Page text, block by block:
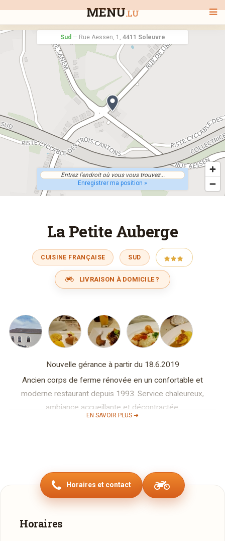
MENU.LU
BIENVENUE
TOUS LES RESTAURANTS
RECHERCHER UN RESTAURANT
Sud —Rue Aessen, 1, 4411 Soleuvre
Enregistrer ma position »
La Petite Auberge
CUISINE FRANÇAISE SUD
LIVRAISON À DOMICILE ?
EN SAVOIR PLUS ➜
Nouvelle gérance à partir du 18.6.2019
Ancien corps de ferme rénovée en un confortable et
moderne restaurant depuis 1993. Service chaleureux,
ambiance accueillante et décontractée.
enchanté n'importe quel amateur d'œnologie… Venez faire
plaisir à vos papilles gustative !!!
Horaires et contact
Horaires